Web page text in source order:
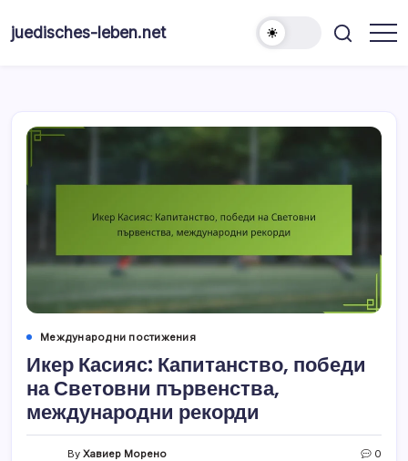
juedisches-leben.net
Международни постижения
Икер Касияс: Капитанство, победи
на Световни първенства,
международни рекорди
By Хавиер Морено
0